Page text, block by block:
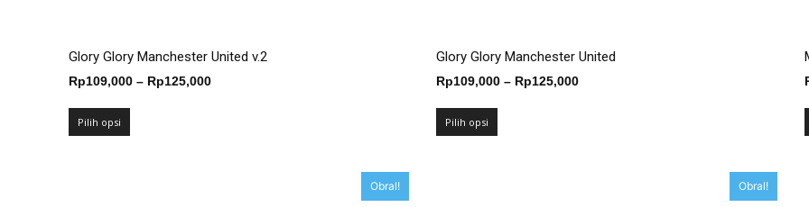
Glory Glory Manchester United v.2
Rp109,000 – Rp125,000Rentang
Pilih opsi
Glory Glory Manchester United
Rp109,000 – Rp125,000Rentang
Pilih opsi
Obral! Obral!